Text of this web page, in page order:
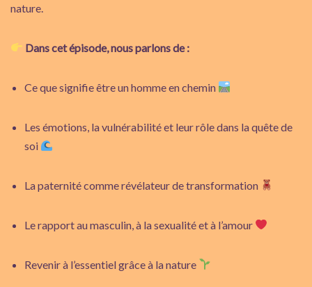
nature.
Dans cet épisode, nous parlons de :
Ce que signifie être un homme en chemin
Les émotions, la vulnérabilité et leur rôle dans la quête de
soi
La paternité comme révélateur de transformation
Le rapport au masculin, à la sexualité et à l’amour
Revenir à l’essentiel grâce à la nature